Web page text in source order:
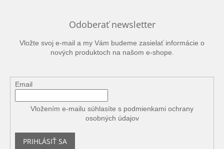
Odoberať newsletter
Vložte svoj e-mail a my Vám budeme zasielať informácie o
nových produktoch na našom e-shope.
Email
Vložením e-mailu súhlasíte s podmienkami ochrany
osobných údajov
PRIHLÁSIŤ SA